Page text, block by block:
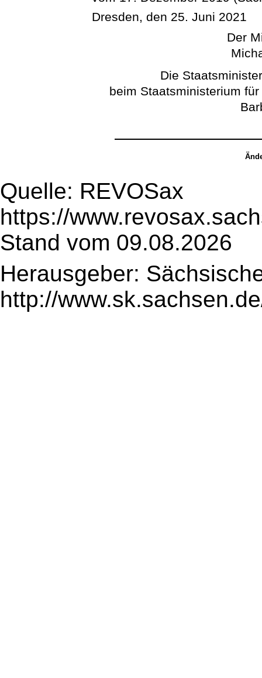
Dresden, den 25. Juni 2021
Der
Die
beim Staatsministerium
Quelle: REVOSax
https://
Stand vom 09.08.2026
Herausgeber:
http://